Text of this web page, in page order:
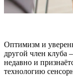
Оптимизм и
другой член клуба
недавно и
технологию